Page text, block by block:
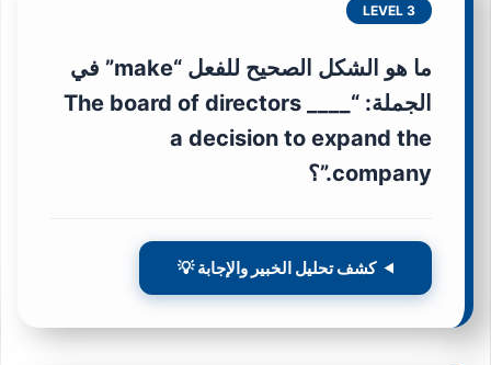
LEVEL 3
ما هو الشكل الصحيح للفعل “make” في
الجملة: “The board of directors ____
a decision to expand the
company.”؟
كشف تحليل الخبير والإجابة 💡